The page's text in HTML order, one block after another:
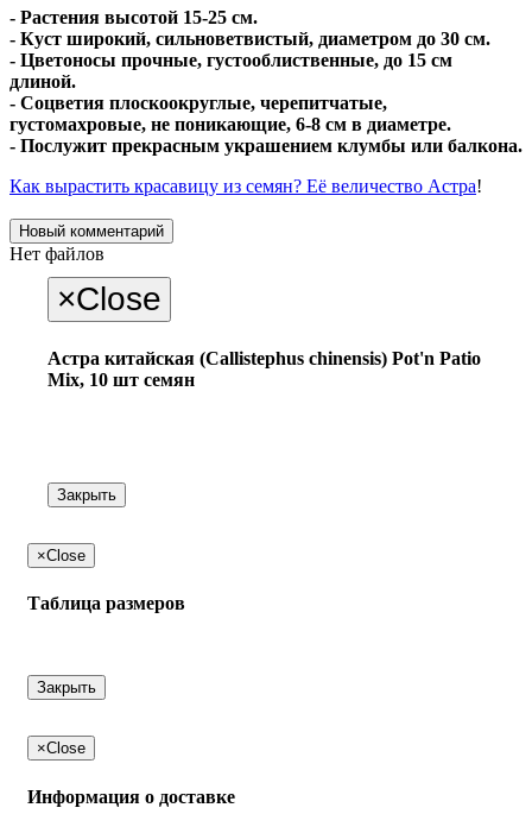
- Растения высотой 15-25 см.
- Куст широкий, сильноветвистый, диаметром до 30 см.
- Цветоносы прочные, густооблиственные, до 15 см
длиной.
- Соцветия плоскоокруглые, черепитчатые,
густомахровые, не поникающие, 6-8 см в диаметре.
- Послужит прекрасным украшением клумбы или балкона.
Как вырастить красавицу из семян? Её величество Астра!
Новый комментарий
Нет файлов
×Close
Астра китайская (Callistephus chinensis) Pot'n Patio
Mix, 10 шт семян
Закрыть
×Close
Таблица размеров
Закрыть
×Close
Информация о доставке